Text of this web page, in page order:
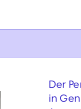
Zum
Der
in